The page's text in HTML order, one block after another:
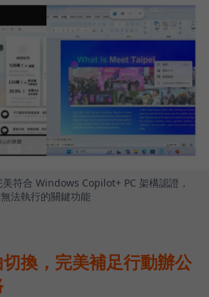
符合 Windows Copilot+ PC 架構認證，
法執行的關鍵功能
換，完美補足行動辦公